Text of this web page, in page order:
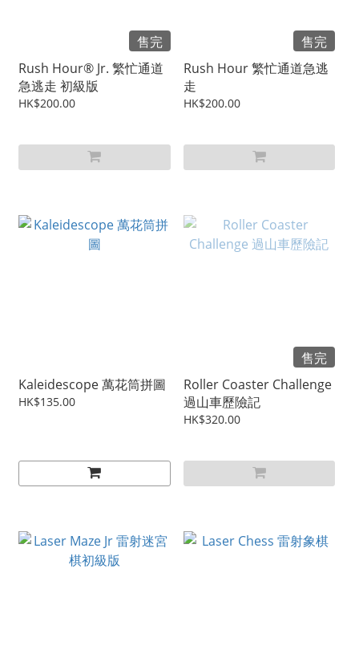
售完
Rush Hour® Jr. 繁忙通道
急逃走 初級版
HK$200.00
售完
Rush Hour 繁忙通道急逃
走
HK$200.00
Kaleidescope 萬花筒拼圖
HK$135.00
售完
Roller Coaster Challenge
過山車歷險記
HK$320.00